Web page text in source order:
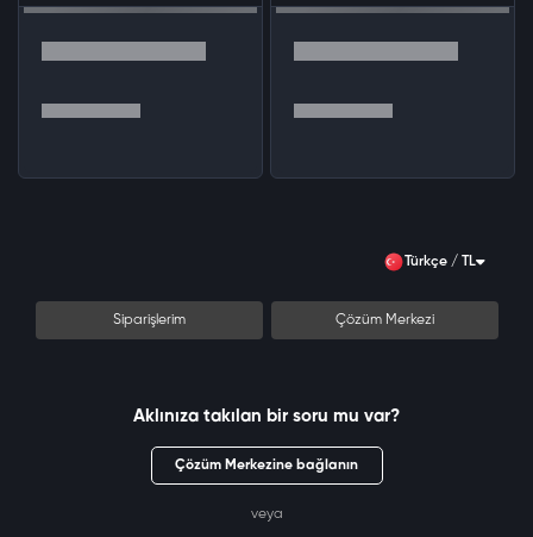
Türkçe / TL
Siparişlerim Çözüm Merkezi
Aklınıza takılan bir soru mu var?
Çözüm Merkezine bağlanın
veya